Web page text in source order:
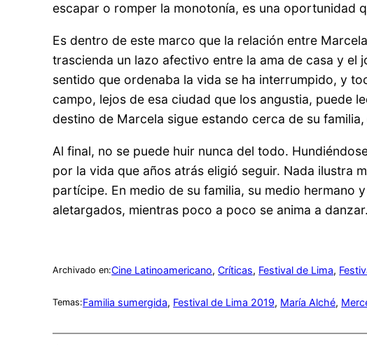
escapar o romper la monotonía, es una oportunidad
Es dentro de este marco que la relación entre
trascienda un lazo afectivo entre la ama de casa y
sentido que ordenaba la vida se ha interrumpido, y
campo, lejos de esa ciudad que los angustia, puede
destino de Marcela sigue estando cerca de su
Al final, no se puede huir nunca del todo.
por la vida que años atrás eligió seguir. Nada ilustra
partícipe. En medio de su familia, su medio
aletargados, mientras poco a poco se anima a
Archivado en:Cine Latinoamericano, Críticas, Festival de Lima,
Temas:Familia sumergida, Festival de Lima 2019, María Alché,